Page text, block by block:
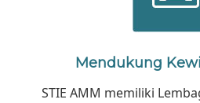
Mendukung
STIE AMM memiliki